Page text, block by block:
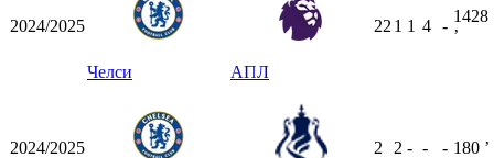
2024/2025
Челси АПЛ
22 1 1 4 -
1428
ʼ
2024/2025 2 2 - - - 180 ʼ